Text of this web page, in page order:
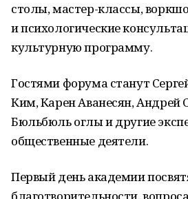
столы, мастер-классы,
и психологические
культурную программу.
Гостями форума станут
Ким, Карен Аванесян, Андрей
Бюльбюль оглы и другие
общественные деятели.
Первый день академии